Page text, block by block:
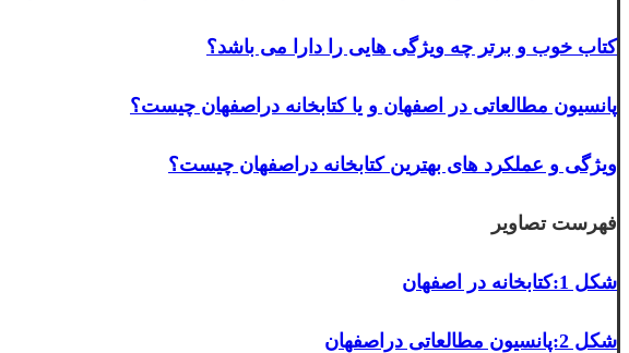
کتاب خوب و برتر چه ویژگی هایی را دارا می باشد؟
پانسیون مطالعاتی در اصفهان و یا کتابخانه دراصفهان چیست؟
ویژگی و عملکرد های بهترین کتابخانه دراصفهان چیست؟
فهرست تصاویر
شکل 1:کتابخانه در اصفهان
شکل 2:پانسیون مطالعاتی دراصفهان